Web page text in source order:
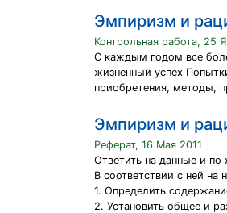
Эмпиризм и
Контрольная работа, 25
С каждым годом все
жизненный успех
приобретения, методы,
Эмпиризм и
Реферат, 16 Мая 2011
Ответить на данные и
В соответствии с ней на
1. Определить
2. Установить общее и